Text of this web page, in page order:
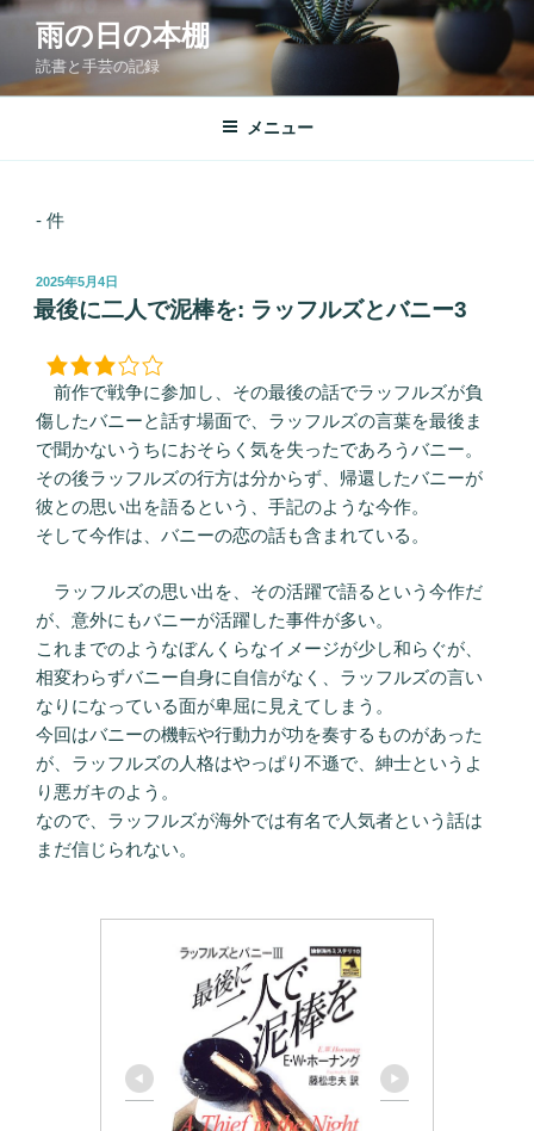
コ
ン
へ
雨の日の本棚
読書と手芸の記録
メニュー
- 件
投
稿
日:
2025年5月4日
最後に二人で泥棒を: ラッフルズとバニー3
前作で戦争に参加し、その最後の話でラッフルズが負
傷したバニーと話す場面で、ラッフルズの言葉を最後ま
で聞かないうちにおそらく気を失ったであろうバニー。
その後ラッフルズの行方は分からず、帰還したバニーが
彼との思い出を語るという、手記のような今作。
そして今作は、バニーの恋の話も含まれている。
ラッフルズの思い出を、その活躍で語るという今作だ
が、意外にもバニーが活躍した事件が多い。
これまでのようなぼんくらなイメージが少し和らぐが、
相変わらずバニー自身に自信がなく、ラッフルズの言い
なりになっている面が卑屈に見えてしまう。
今回はバニーの機転や行動力が功を奏するものがあった
が、ラッフルズの人格はやっぱり不遜で、紳士というよ
り悪ガキのよう。
なので、ラッフルズが海外では有名で人気者という話は
まだ信じられない。